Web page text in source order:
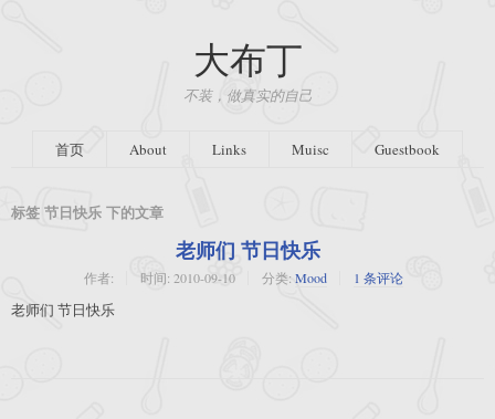
大布丁
不装，做真实的自己
首页 About Links Muisc Guestbook
标签 节日快乐 下的文章
老师们 节日快乐
作者: 时间: 2010-09-10 分类: Mood 1 条评论
老师们 节日快乐